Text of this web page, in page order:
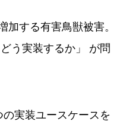
する有害鳥獣被害。
う実装するか」 が問
実装ユースケースを